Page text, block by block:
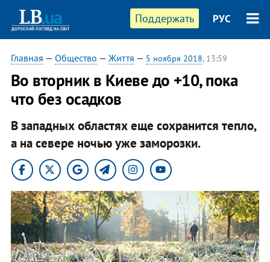
Поддержать РУС
Главная — Общество — Життя — 5 ноября 2018, 13:59
Во вторник в Киеве до +10, пока
что без осадков
В западных областях еще сохранится тепло,
а на севере ночью уже заморозки.